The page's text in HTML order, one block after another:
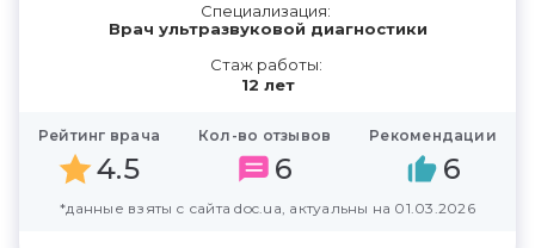
Специализация:
Врач ультразвуковой диагностики
Стаж работы:
12 лет
Рейтинг врача
4.5
Кол-во отзывов
6
Рекомендации
6
*данные взяты с сайта doc.ua, актуальны на 01.03.2026